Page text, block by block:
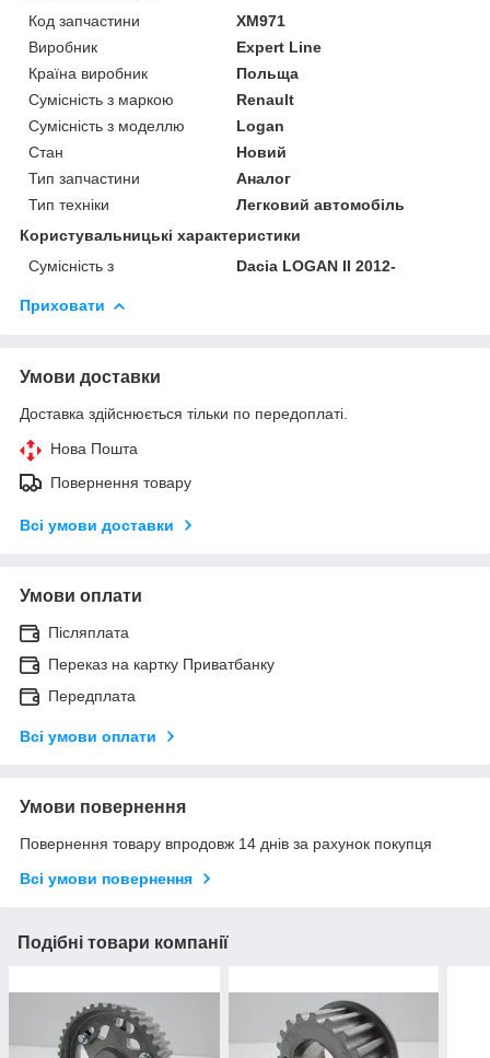
Код запчастини
XM971
Виробник
Expert Line
Країна виробник
Польща
Сумісність з маркою
Renault
Сумісність з моделлю
Logan
Стан
Новий
Тип запчастини
Аналог
Тип техніки
Легковий автомобіль
Користувальницькі характеристики
Сумісність з
Dacia LOGAN II 2012-
Приховати
Умови доставки
Доставка здійснюється тільки по передоплаті.
Нова Пошта
Повернення товару
Всі умови доставки
Умови оплати
Післяплата
Переказ на картку Приватбанку
Передплата
Всі умови оплати
Умови повернення
Повернення товару впродовж 14 днів за рахунок покупця
Всі умови повернення
Подібні товари компанії